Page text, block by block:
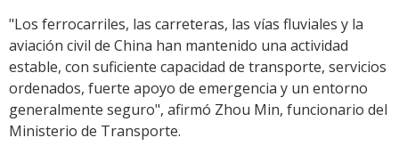
"Los ferrocarriles, las carreteras, las vías fluviales y la
aviación civil de China han mantenido una actividad
estable, con suficiente capacidad de transporte, servicios
ordenados, fuerte apoyo de emergencia y un entorno
generalmente seguro", afirmó Zhou Min, funcionario del
Ministerio de Transporte.